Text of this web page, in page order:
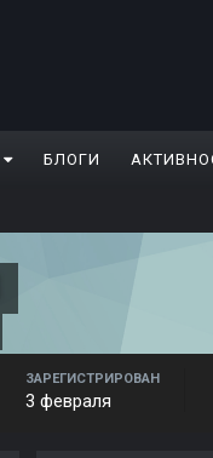
БЛОГИ
ЗАРЕГИСТРИРОВАН
3 февраля